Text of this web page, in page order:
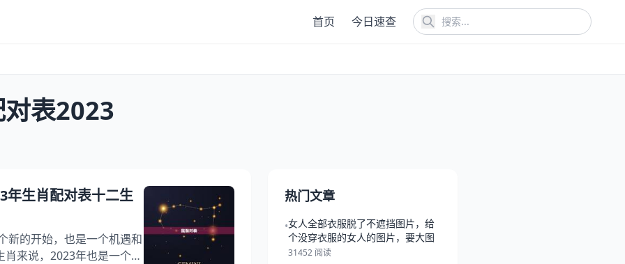
首页 今日速查
表2023
年生肖配对表十二生
新的开始，也是一个机遇和
来说，2023年也是一个年
热门文章
•女人全部衣服脱了不遮挡图片，给
个没穿衣服的女人的图片，要大图
31452 阅读